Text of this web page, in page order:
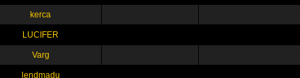
kerca
LUCIFER
Varg
lendmadu